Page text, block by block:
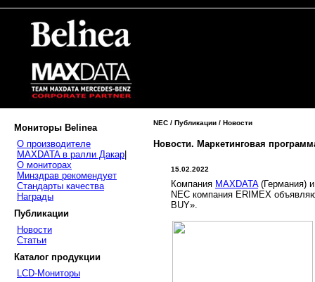
Мониторы Belinea
О производителе
MAXDATA в ралли Дакар
О мониторах
Минздрав рекомендует
Стандарты качества
Награды
Публикации
Новости
Статьи
Каталог продукции
LCD-Мониторы
NEC / Публикации / Новости
Новости. Маркетинговая
15.02.2022
Компания MAXDATA(Германия)
NEC компания ERIMEX
BUY».